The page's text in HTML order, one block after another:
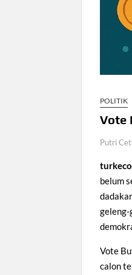
POLITIK
Vote
Putri
belum
Vote
calon